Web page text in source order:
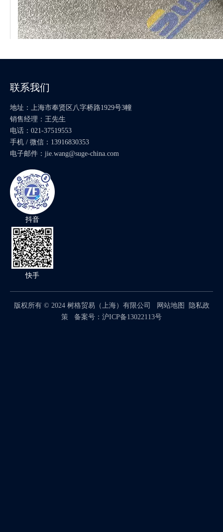
下一条:
相关产品
采埃孚越野电缆 6029 027 135
产品分类
联系我们
地址：上海市奉贤区八字桥路1929号3幢
销售经理：王先生
电话：021-37519553
手机 / 微信：13916830353
电子邮件： jie.wang@suge-china.com
抖音
快手
版权所有 © 2024树格贸易（上海）有限公司 网站地图
隐私政
策 备案号： 沪ICP备13022113号